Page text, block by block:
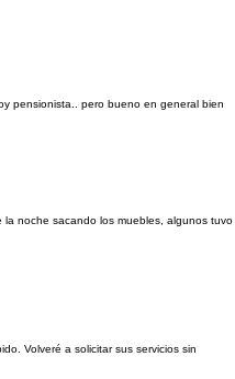
pensionista.. pero bueno en general bien
noche sacando los muebles, algunos tuvo
Volveré a solicitar sus servicios sin